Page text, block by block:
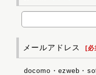
メールアドレス [必
docomo・ezweb・